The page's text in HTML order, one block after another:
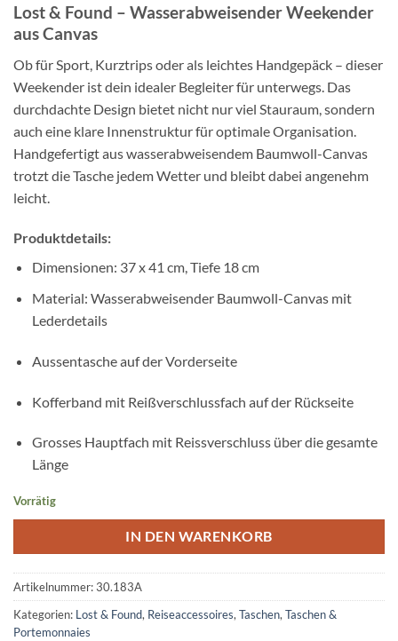
Lost & Found – Wasserabweisender Weekender
aus Canvas
Ob für Sport, Kurztrips oder als leichtes Handgepäck – dieser
Weekender ist dein idealer Begleiter für unterwegs. Das
durchdachte Design bietet nicht nur viel Stauraum, sondern
auch eine klare Innenstruktur für optimale Organisation.
Handgefertigt aus wasserabweisendem Baumwoll-Canvas
trotzt die Tasche jedem Wetter und bleibt dabei angenehm
leicht.
Produktdetails:
Dimensionen: 37 x 41 cm, Tiefe 18 cm
Material: Wasserabweisender Baumwoll-Canvas mit
Lederdetails
Aussentasche auf der Vorderseite
Kofferband mit Reißverschlussfach auf der Rückseite
Grosses Hauptfach mit Reissverschluss über die gesamte
Länge
Vorrätig
IN DEN WARENKORB
Artikelnummer:30.183A
Kategorien: Lost & Found, Reiseaccessoires, Taschen, Taschen &
Portemonnaies